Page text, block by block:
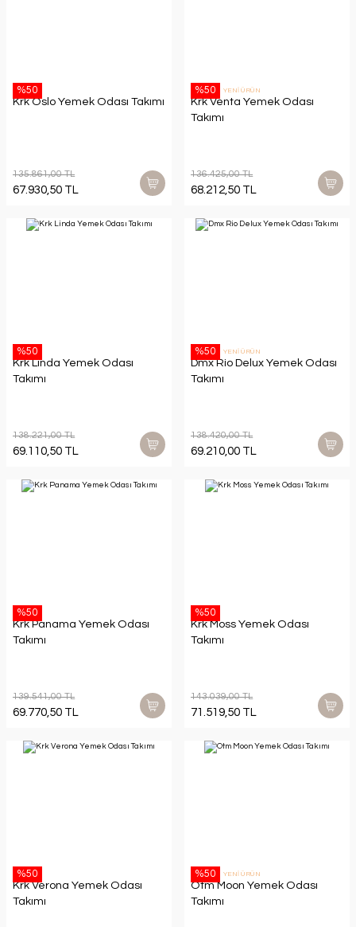
%50
Krk Oslo Yemek Odası Takımı
135.861,00 TL
67.930,50 TL
%50 YENİ ÜRÜN
Krk Venta Yemek Odası
Takımı
136.425,00 TL
68.212,50 TL
%50
Krk Linda Yemek Odası
Takımı
138.221,00 TL
69.110,50 TL
%50 YENİ ÜRÜN
Dmx Rio Delux Yemek Odası
Takımı
138.420,00 TL
69.210,00 TL
%50
Krk Panama Yemek Odası
Takımı
139.541,00 TL
69.770,50 TL
%50
Krk Moss Yemek Odası
Takımı
143.039,00 TL
71.519,50 TL
%50
Krk Verona Yemek Odası
Takımı
%50 YENİ ÜRÜN
Otm Moon Yemek Odası
Takımı